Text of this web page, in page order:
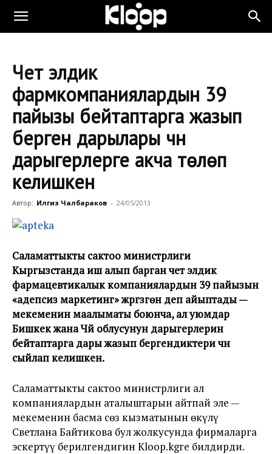
Чет элдик
фармкомпаниялардын 39
пайызы бейтаптарга жазып
берген дарылары үчүн
дарыгерлерге акча төлөп
келишкен
Автор: Илгиз Чалбараков - 24/05/2013
Саламаттыкты сактоо министрлиги
Кыргызстанда иш алып барган чет элдик
фармацевтикалык компаниялардын 39 пайызын
«адепсиз маркетинг» жүргүзгөн деп айыптады —
мекеменин маалыматы боюнча, ал уюмдар
Бишкек жана Чүй облусунун дарыгерлерин
бейтаптарга дары жазып бергендиктери үчүн
сыйлап келишкен.
Саламаттыкты сактоо министрлиги ал
компаниялардын аталыштарын айтпай эле —
мекеменин басма сөз кызматынын өкүлү
Светлана Байтикова бул жолкусунда фирмаларга
эскертүү берилгендигин Kloop.kgге билдирди.